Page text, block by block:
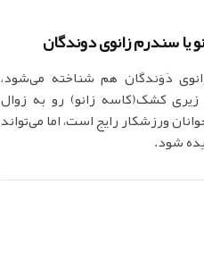
یا سندرم زانوی دوندگان
دَوَندگان هم شناخته می‌شود،
کشک(کاسه زانو) رو به زوال
ورزشکار رایج است، اما می‌تواند
شود.